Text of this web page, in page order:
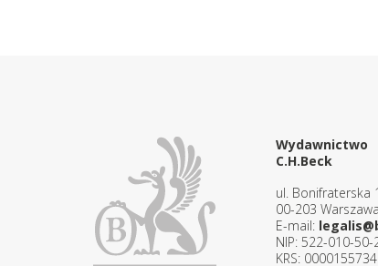
Wydawnictwo
C.H.Beck
ul. Bonifraterska
00-203 Warszawa
E-mail:
NIP: 522-010-50-
KRS: 0000155734